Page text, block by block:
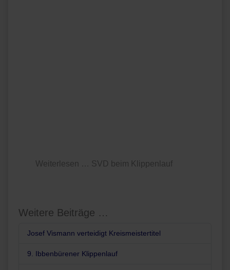
Weiterlesen … SVD beim Klippenlauf
Weitere Beiträge …
Josef Vismann verteidigt Kreismeistertitel
9. Ibbenbürener Klippenlauf